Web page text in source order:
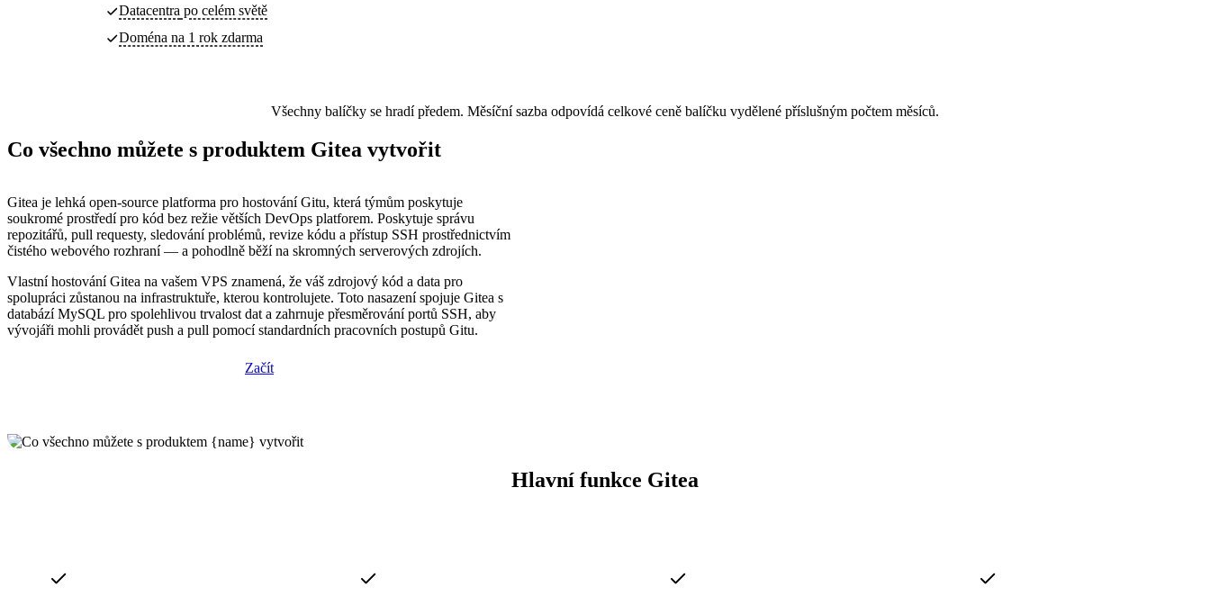
Datacentra po celém světě
Doména na 1 rok zdarma
Všechny balíčky se hradí předem. Měsíční sazba odpovídá celkové ceně balíčku vydělené příslušným počtem měsíců.
Co všechno můžete s produktem Gitea vytvořit
Gitea je lehká open-source platforma pro hostování Gitu, která týmům poskytuje
soukromé prostředí pro kód bez režie větších DevOps platforem. Poskytuje správu
repozitářů, pull requesty, sledování problémů, revize kódu a přístup SSH prostřednictvím
čistého webového rozhraní — a pohodlně běží na skromných serverových zdrojích.
Vlastní hostování Gitea na vašem VPS znamená, že váš zdrojový kód a data pro
spolupráci zůstanou na infrastruktuře, kterou kontrolujete. Toto nasazení spojuje Gitea s
databází MySQL pro spolehlivou trvalost dat a zahrnuje přesměrování portů SSH, aby
vývojáři mohli provádět push a pull pomocí standardních pracovních postupů Gitu.
Začít
Hlavní funkce Gitea